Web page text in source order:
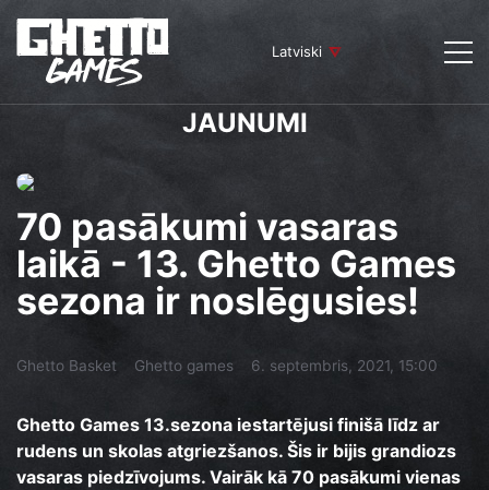
Latviski
JAUNUMI
70 pasākumi vasaras
laikā - 13. Ghetto Games
sezona ir noslēgusies!
Ghetto Basket Ghetto games 6. septembris, 2021, 15:00
Ghetto Games 13.sezona iestartējusi finišā līdz ar
rudens un skolas atgriezšanos. Šis ir bijis grandiozs
vasaras piedzīvojums. Vairāk kā 70 pasākumi vienas